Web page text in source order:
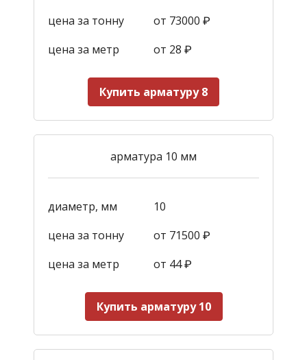
цена за тонну
от 73000 ₽
цена за метр
от 28 ₽
Купить арматуру 8
арматура 10 мм
диаметр, мм
10
цена за тонну
от 71500 ₽
цена за метр
от 44₽
Купить арматуру 10